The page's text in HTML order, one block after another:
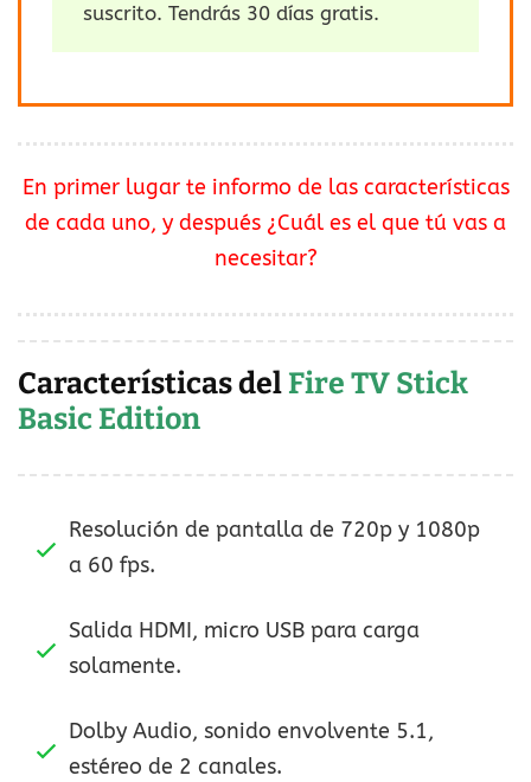
suscrito. Tendrás 30 días gratis.
En primer lugar te informo de las características
de cada uno, y después ¿Cuál es el que tú vas a
necesitar?
Características del Fire TV Stick
Basic Edition
Resolución de pantalla de 720p y 1080p
a 60 fps.
Salida HDMI, micro USB para carga
solamente.
Dolby Audio, sonido envolvente 5.1,
estéreo de 2 canales.